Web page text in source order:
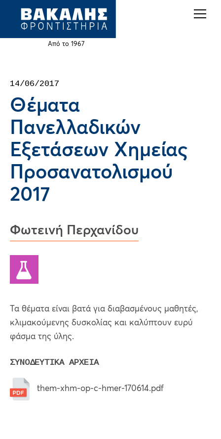
Jump
Από το 1967
top
14/06/2017
Θέματα
Πανελλαδικών
Εξετάσεων Χημείας
Προσανατολισμού
2017
Φωτεινή Περχανίδου
Τα θέματα είναι βατά για διαβασμένους μαθητές,
κλιμακούμενης δυσκολίας και καλύπτουν ευρύ
φάσμα της ύλης.
ΣΥΝΟΔΕΥΤΙΚΑ ΑΡΧΕΙΑ
them-xhm-op-c-hmer-170614.pdf